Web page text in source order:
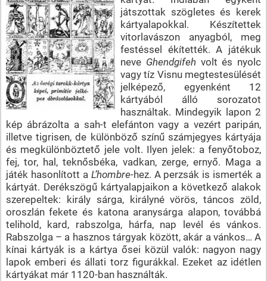
játszottak szögletes és kerek
kártyalapokkal. Készítettek
vitorlavászon anyagból, meg
festéssel ékítették. A játékuk
neve Ghendgifeh volt és nyolc
vagy tíz Visnu megtestesülését
jelképező, egyenként 12
kártyából álló sorozatot
használtak. Mindegyik lapon 2
kép ábrázolta a sah-t elefánton vagy a vezért paripán,
illetve tigrisen, de különböző színű számjegyes kártyája
és megkülönböztető jele volt. Ilyen jelek: a fenyőtoboz,
fej, tor, hal, teknősbéka, vadkan, zerge, ernyő. Maga a
játék hasonlított a L’hombre-hez. A perzsák is ismerték a
kártyát. Derékszögű kártyalapjaikon a következő alakok
szerepeltek: király sárga, királyné vörös, táncos zöld,
oroszlán fekete és katona aranysárga alapon, továbbá
telihold, kard, rabszolga, hárfa, nap levél és vánkos.
Rabszolga – a hasznos tárgyak között, akár a vánkos… A
kínai kártyák is a kártya ősei közül valók: nagyon nagy
lapok emberi és állati torz figurákkal. Ezeket az idétlen
kártyákat már 1120-ban használták.